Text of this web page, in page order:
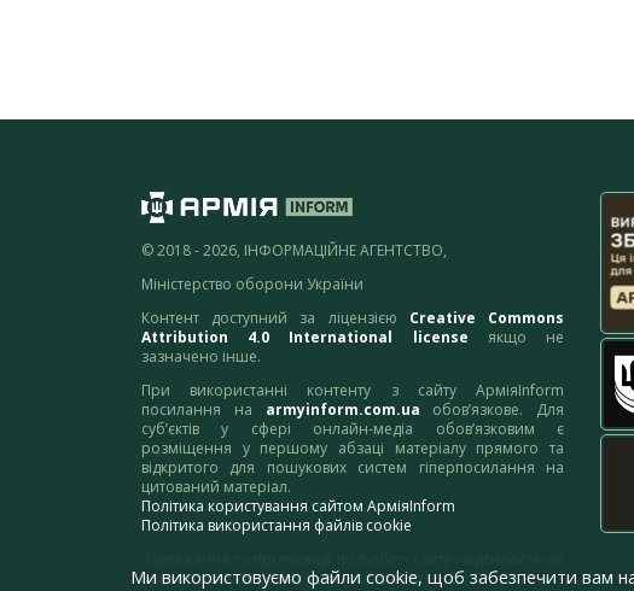
© 2018 - 2026, ІНФОРМАЦІЙНЕ АГЕНТСТВО,
Міністерство оборони України
Контент доступний за ліцензією Creative Commons
Attribution 4.0 International license якщо не
зазначено інше.
При використанні контенту з сайту АрміяInform
посилання на armyinform.com.ua обов’язкове. Для
суб’єктів у сфері онлайн-медіа обов’язковим є
розміщення у першому абзаці матеріалу прямого та
відкритого для пошукових систем гіперпосилання на
цитований матеріал.
Політика користування сайтом АрміяInform
Політика використання файлів cookie
адресу:webmaster@armyinform.com.ua
Ми використовуємо файли cookie, щоб забезпечити вам